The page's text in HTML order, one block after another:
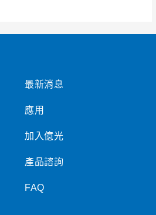
最新消息
應用
加入億光
產品諮詢
FAQ